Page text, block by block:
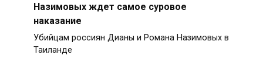
Назимовых ждет самое суровое
наказание
Убийцам россиян Дианы и Романа Назимовых в
Таиланде